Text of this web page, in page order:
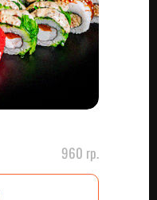
960 гр.